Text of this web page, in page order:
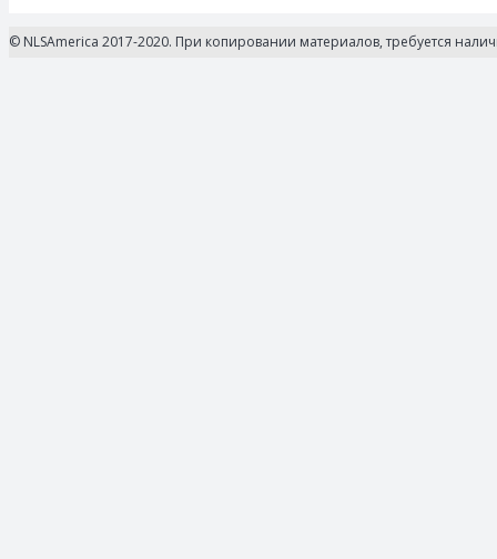
© NLSAmerica 2017-2020. При копировании материалов, требуется